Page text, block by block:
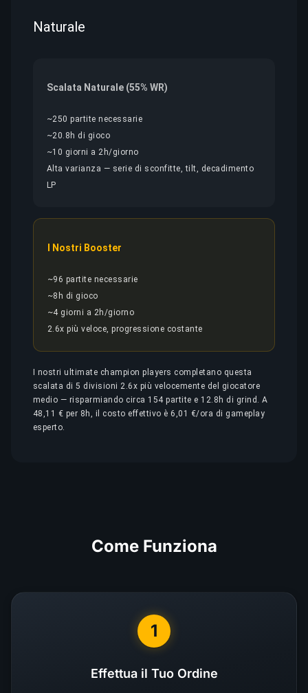
Naturale
Scalata Naturale (55% WR)
~250 partite necessarie
~20.8h di gioco
~10 giorni a 2h/giorno
Alta varianza — serie di sconfitte, tilt, decadimento
LP
I Nostri Booster
~96 partite necessarie
~8h di gioco
~4 giorni a 2h/giorno
2.6x più veloce, progressione costante
I nostri ultimate champion players completano questa
scalata di 5 divisioni 2.6x più velocemente del giocatore
medio — risparmiando circa 154 partite e 12.8h di grind. A
48,11 € per 8h, il costo effettivo è 6,01 €/ora di gameplay
esperto.
Come Funziona
1
Effettua il Tuo Ordine